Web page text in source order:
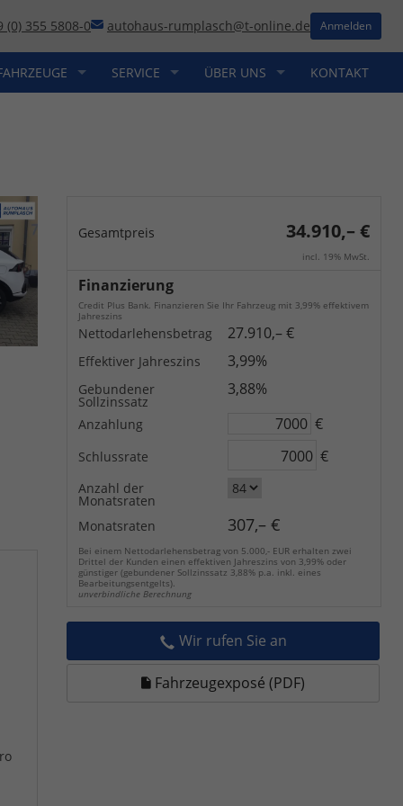
(0) 355 5808-0 autohaus-rumplasch@t-online.de Anmelden
SERVICE ÜBER UNS KONTAKT
Gesamtpreis 34.910,– €
incl. 19% MwSt.
Finanzierung
Credit Plus Bank. Finanzieren Sie Ihr Fahrzeug mit 3,99% effektivem
Jahreszins
Nettodarlehensbetrag 27.910,– €
Effektiver Jahreszins 3,99%
Gebundener
Sollzinssatz
3,88%
Anzahlung €
Schlussrate €
Anzahl der
Monatsraten
Monatsraten
307,– €
Bei einem Nettodarlehensbetrag von 5.000,- EUR erhalten zwei
Drittel der Kunden einen effektiven Jahreszins von 3,99% oder
günstiger (gebundener Sollzinssatz 3,88% p.a. inkl. eines
Bearbeitungsentgelts).
unverbindliche Berechnung
Wir rufen Sie an
Fahrzeugexposé (PDF)